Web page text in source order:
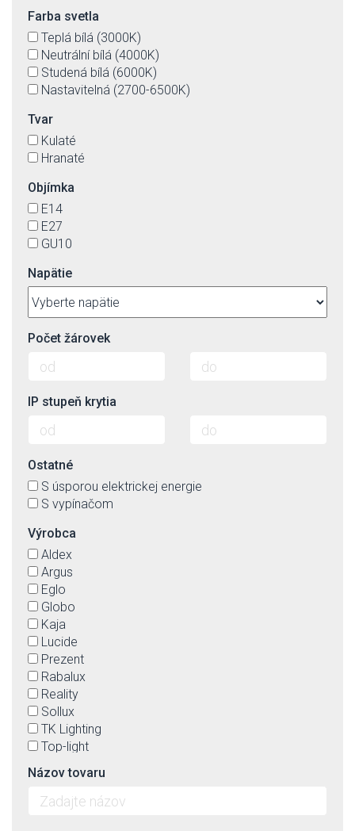
Farba svetla
Teplá bílá (3000K)
Neutrální bílá (4000K)
Studená bílá (6000K)
Nastavitelná (2700-6500K)
Tvar
Kulaté
Hranaté
Objímka
E14
E27
GU10
Napätie
Počet žárovek
IP stupeň krytia
Ostatné
S úsporou elektrickej energie
S vypínačom
Výrobca
Aldex
Argus
Eglo
Globo
Kaja
Lucide
Prezent
Rabalux
Reality
Sollux
TK Lighting
Top-light
Názov tovaru